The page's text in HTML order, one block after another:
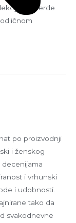
Verde
po proizvodnji
i ženskog
decenijama
i vrhunski
i udobnosti.
tako da
svakodnevne